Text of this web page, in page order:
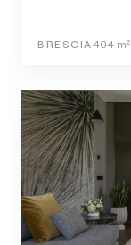
BRESCIA 404m²